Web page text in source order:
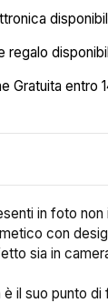
regalo
Gratuita entro
in foto non
con
sia in
è il suo punto